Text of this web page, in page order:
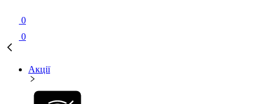
0
0
Акції